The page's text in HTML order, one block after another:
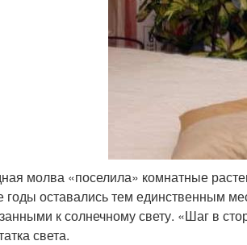
молва «поселила» комнатные
годы оставались тем единственным
к солнечному свету. «Шаг в
света.